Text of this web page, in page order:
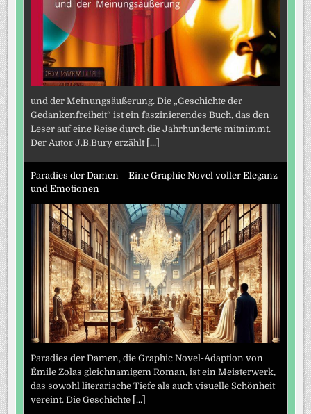
und der Meinungsäußerung. Die „Geschichte der
Gedankenfreiheit“ ist ein faszinierendes Buch, das den
Leser auf eine Reise durch die Jahrhunderte mitnimmt.
Der Autor J.B.Bury erzählt [...]
Paradies der Damen – Eine Graphic Novel voller Eleganz
und Emotionen
Paradies der Damen, die Graphic Novel-Adaption von
Émile Zolas gleichnamigem Roman, ist ein Meisterwerk,
das sowohl literarische Tiefe als auch visuelle Schönheit
vereint. Die Geschichte [...]